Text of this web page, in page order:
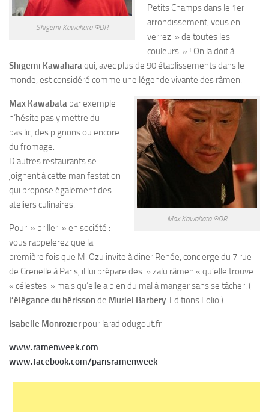
Shigemi Kawahara ©DR
Petits Champs dans le 1er
arrondissement, vous en
verrez » de toutes les
couleurs » ! On la doit à
Shigemi Kawaharaqui, avec plus de 90 établissements dans le
monde, est considéré comme une légende vivante des râmen.
Max Kawabata ©DR
Max Kawabata par exemple
n’hésite pas y mettre du
basilic, des pignons ou encore
du fromage.
D’autres restaurants se
joignent à cette manifestation
qui propose également des
ateliers culinaires.
Pour » briller » en société :
vous rappelerez que la
première fois que M. Ozu invite à diner Renée, concierge du 7 rue
de Grenelle à Paris, il lui prépare des » zalu râmen « qu’elle trouve
« célestes » mais qu’elle a bien du mal à manger sans se tâcher. (
l’élégance du hérissonde Muriel Barbery. Editions Folio )
Isabelle Monrozierpour laradiodugout.fr
www.ramenweek.com
www.facebook.com/parisramenweek